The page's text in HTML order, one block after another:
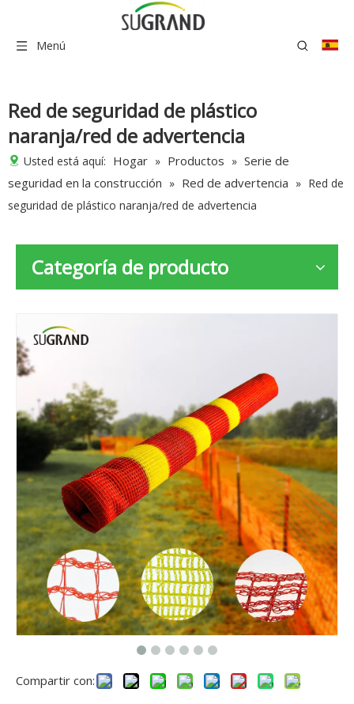
Menú
Red de seguridad de plástico
naranja/red de advertencia
Usted está aquí: Hogar » Productos » Serie de
seguridad en la construcción » Red de advertencia » Red de
seguridad de plástico naranja/red de advertencia
Categoría de producto
Compartir con: